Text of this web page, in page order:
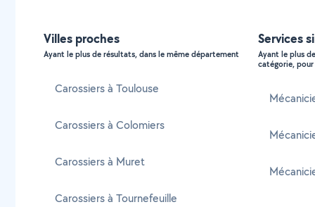
Villes proches
Ayant le plus de résultats, dans le même département
Carossiers à Toulouse
Carossiers à Colomiers
Carossiers à Muret
Carossiers à Tournefeuille
Services
Ayant le plus
catégorie,